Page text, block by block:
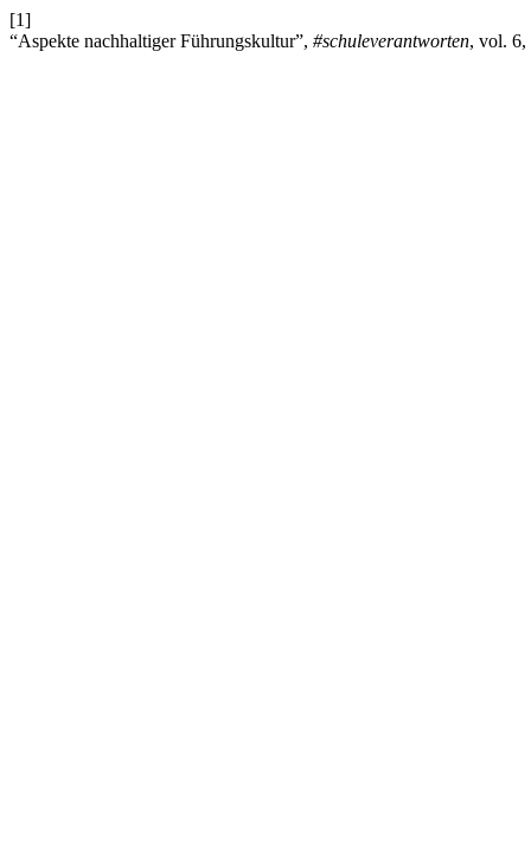
[1]
“Aspekte nachhaltiger Führungskultur”, #schuleverantworten, vol.